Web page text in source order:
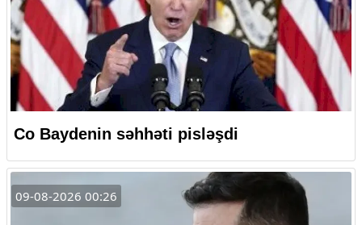
Co Baydenin səhhəti pisləşdi
09-08-2026 00:26